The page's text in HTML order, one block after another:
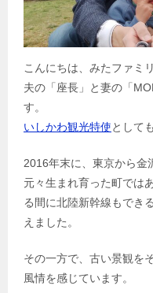
こんにちは、みたファミ
夫の「座長」と妻の「
す。
いしかわ観光特使として
2016年末に、東京から金
元々生まれ育った町では
る間に北陸新幹線もでき
えました。
その一方で、古い景観を
風情を感じています。